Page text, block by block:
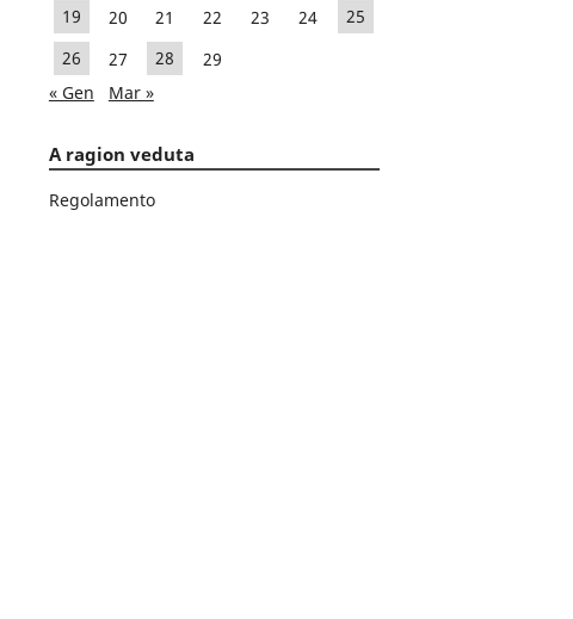
19
20 21 22 23 24
25
26
27 28
29
« Gen
Mar »
A ragion veduta
Regolamento